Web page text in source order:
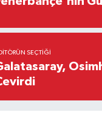
SEÇTIĞI